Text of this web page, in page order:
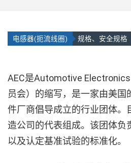
电感器(扼流线圈) 规格、安全规格
AEC是Automotive
员会）的缩写，是一家由美
件厂商倡导成立的行业团体。
造公司的代表组成。该团体负
以及认定基准试验的标准化。